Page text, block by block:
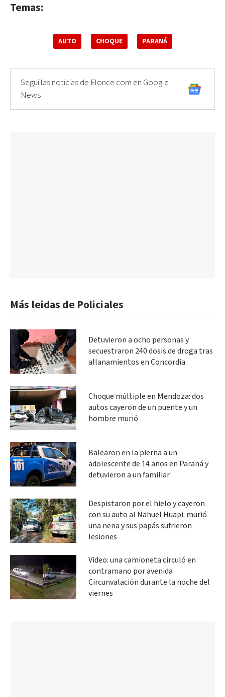
Temas:
AUTO CHOQUE PARANÁ
Seguí las noticias de Elonce.com en Google
News
Más leidas de Policiales
Detuvieron a ocho personas y
secuestraron 240 dosis de droga tras
allanamientos en Concordia
Choque múltiple en Mendoza: dos
autos cayeron de un puente y un
hombre murió
Balearon en la pierna a un
adolescente de 14 años en Paraná y
detuvieron a un familiar
Despistaron por el hielo y cayeron
con su auto al Nahuel Huapi: murió
una nena y sus papás sufrieron
lesiones
Video: una camioneta circuló en
contramano por avenida
Circunvalación durante la noche del
viernes